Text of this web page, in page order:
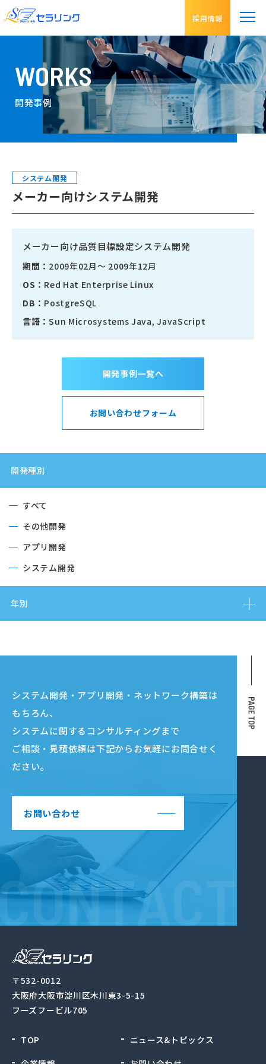
採用情報
WORKS
開発事例
システム開発
メーカー向けシステム開発
メーカー向け品質目標設定システム開発
期間： 2009年02月～ 2009年12月
OS： Red Hat Enterprise Linux
DB： PostgreSQL
言語：Sun Microsystems Java, JavaScript
開発事例一覧へ
お問い合わせフォーム
開発種別
すべて
その他開発
アプリ開発
システム開発
年別
システム開発・アプリ開発・ネットワーク構築は
もちろん、
システムに関するコンサルティングまで
ご相談・見積依頼は下記からお気軽にお問合せく
ださい。
お問い合わせ
〒532-0012
大阪府大阪市淀川区木川東3-5-15
フーズフービル705
TOP
ニュース&トピックス